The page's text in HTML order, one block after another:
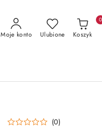
Moje konto Ulubione Koszyk
0
(0)